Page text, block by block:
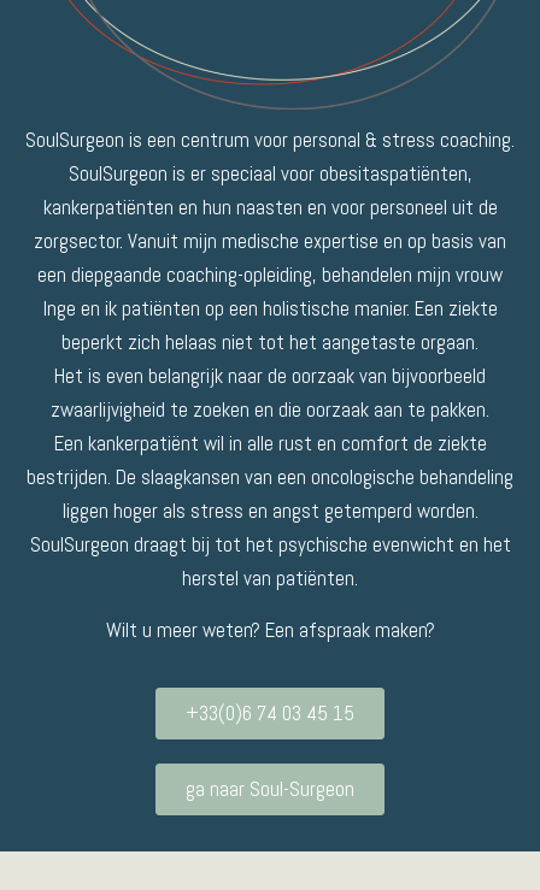
SoulSurgeon is een centrum voor personal & stress coaching.
SoulSurgeon is er speciaal voor obesitaspatiënten,
kankerpatiënten en hun naasten en voor personeel uit de
zorgsector. Vanuit mijn medische expertise en op basis van
een diepgaande coaching-opleiding, behandelen mijn vrouw
Inge en ik patiënten op een holistische manier. Een ziekte
beperkt zich helaas niet tot het aangetaste orgaan.
Het is even belangrijk naar de oorzaak van bijvoorbeeld
zwaarlijvigheid te zoeken en die oorzaak aan te pakken.
Een kankerpatiënt wil in alle rust en comfort de ziekte
bestrijden. De slaagkansen van een oncologische behandeling
liggen hoger als stress en angst getemperd worden.
SoulSurgeon draagt bij tot het psychische evenwicht en het
herstel van patiënten.
Wilt u meer weten? Een afspraak maken?
+33(0)6 74 03 45 15
ga naar Soul-Surgeon